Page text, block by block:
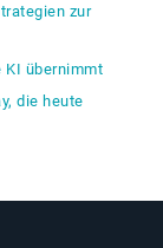
zur
KI übernimmt
die heute